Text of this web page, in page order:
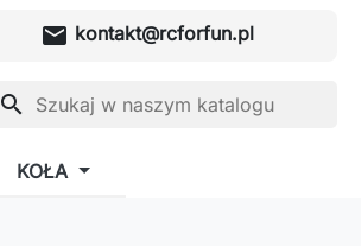
mail kontakt@rcforfun.pl
search
KOŁA